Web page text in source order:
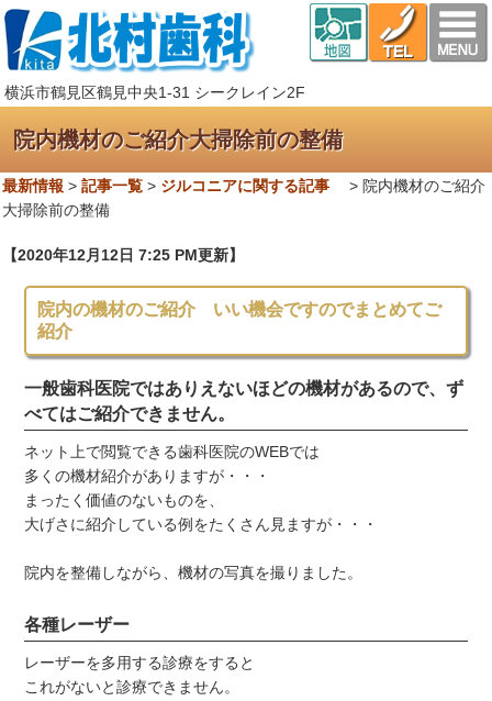
横浜市鶴見区鶴見中央1-31 シークレイン2F
院内機材のご紹介大掃除前の整備
最新情報 > 記事一覧 > ジルコニアに関する記事 > 院内機材のご紹介
大掃除前の整備
【2020年12月12日 7:25 PM更新】
院内の機材のご紹介 いい機会ですのでまとめてご
紹介
一般歯科医院ではありえないほどの機材があるので、ず
べてはご紹介できません。
ネット上で閲覧できる歯科医院のWEBでは
多くの機材紹介がありますが・・・
まったく価値のないものを、
大げさに紹介している例をたくさん見ますが・・・
院内を整備しながら、機材の写真を撮りました。
各種レーザー
レーザーを多用する診療をすると
これがないと診療できません。